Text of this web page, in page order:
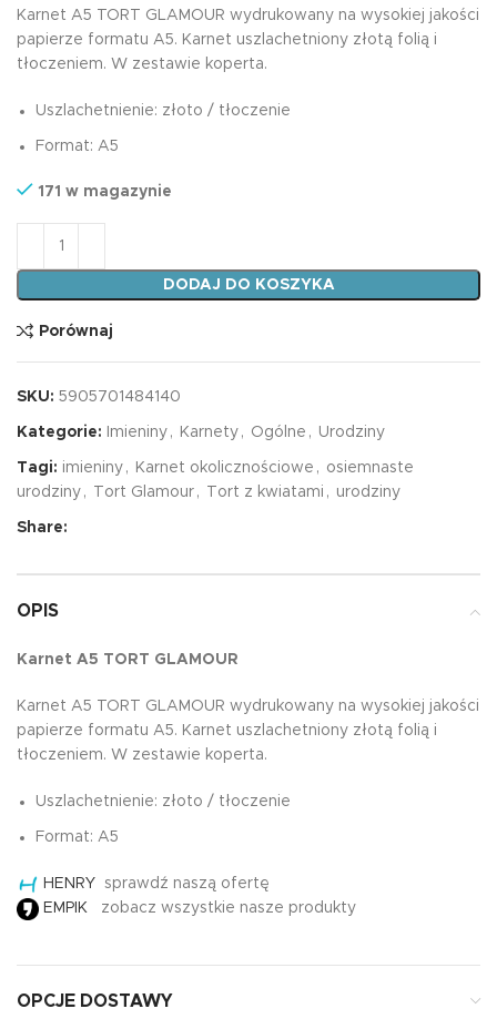
Karnet A5 TORT GLAMOUR wydrukowany na wysokiej jakości
papierze formatu A5. Karnet uszlachetniony złotą folią i
tłoczeniem. W zestawie koperta.
Uszlachetnienie: złoto / tłoczenie
Format: A5
171 w magazynie
ilość Karnet A5 TORT GLAMOUR
DODAJ DO KOSZYKA
Porównaj
SKU: 5905701484140
Kategorie: Imieniny , Karnety , Ogólne , Urodziny
Tagi: imieniny , Karnet okolicznościowe , osiemnaste
urodziny , Tort Glamour , Tort z kwiatami , urodziny
Share:
OPIS
Karnet A5 TORT GLAMOUR
Karnet A5 TORT GLAMOUR wydrukowany na wysokiej jakości
papierze formatu A5. Karnet uszlachetniony złotą folią i
tłoczeniem. W zestawie koperta.
Uszlachetnienie: złoto / tłoczenie
Format: A5
HENRY sprawdź naszą ofertę
EMPIK zobacz wszystkie nasze produkty
OPCJE DOSTAWY